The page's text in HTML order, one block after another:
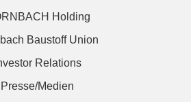
Holding
Baustoff Union
Relations
Presse/Medien